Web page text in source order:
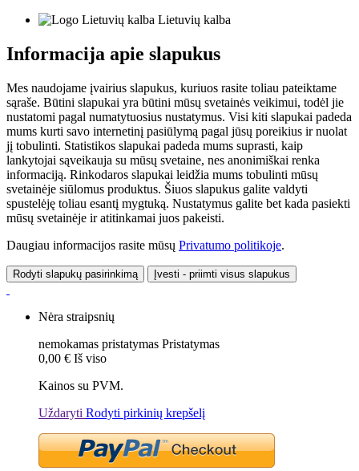
Lietuvių kalba
Informacija apie slapukus
Mes naudojame įvairius slapukus, kuriuos rasite toliau pateiktame
sąraše. Būtini slapukai yra būtini mūsų svetainės veikimui, todėl jie
nustatomi pagal numatytuosius nustatymus. Visi kiti slapukai padeda
mums kurti savo internetinį pasiūlymą pagal jūsų poreikius ir nuolat
jį tobulinti. Statistikos slapukai padeda mums suprasti, kaip
lankytojai sąveikauja su mūsų svetaine, nes anonimiškai renka
informaciją. Rinkodaros slapukai leidžia mums tobulinti mūsų
svetainėje siūlomus produktus. Šiuos slapukus galite valdyti
spustelėję toliau esantį mygtuką. Nustatymus galite bet kada pasiekti
mūsų svetainėje ir atitinkamai juos pakeisti.
Daugiau informacijos rasite mūsų Privatumo politikoje.
Rodyti slapukų pasirinkimą Įvesti - priimti visus slapukus
Nėra straipsnių
nemokamas pristatymas Pristatymas
0,00 € Iš viso
Kainos su PVM.
Uždaryti Rodyti pirkinių krepšelį